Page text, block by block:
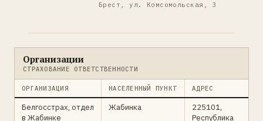
Брест, ул. Комсомольская, 3
Организации
СТРАХОВАНИЕ ОТВЕТСТВЕННОСТИ
ОРГАНИЗАЦИЯ НАСЕЛЕННЫЙ ПУНКТ АДРЕС
Белгосстрах, отдел
в Жабинке
Жабинка
225101,
Республика